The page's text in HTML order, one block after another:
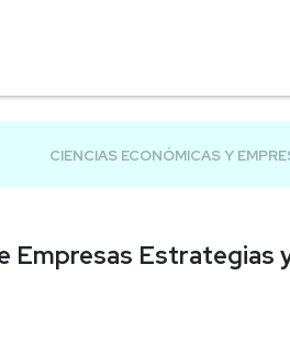
Empresas Estrategias